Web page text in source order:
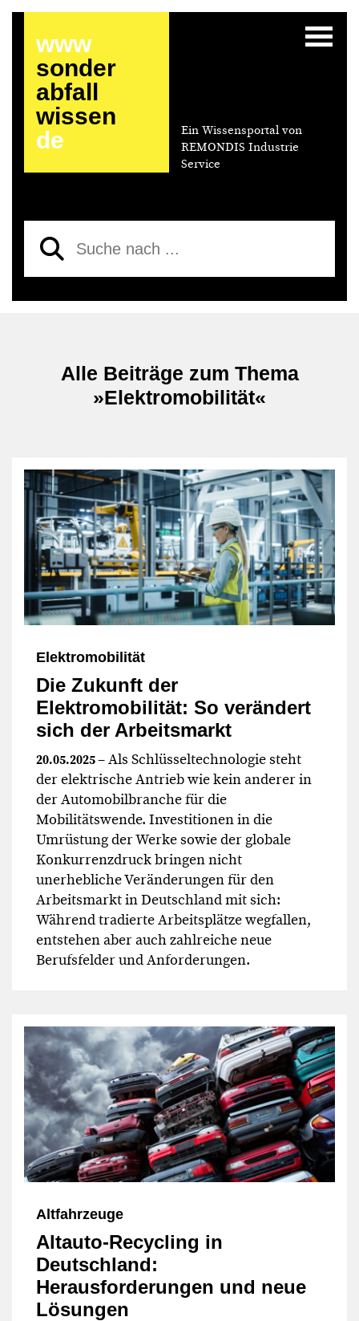
www
sonder
abfall
wissen
de
Ein Wissensportal von
REMONDIS Industrie
Service
Alle Beiträge zum Thema
»Elektromobilität«
Elektromobilität
Die Zukunft der
Elektromobilität: So verändert
sich der Arbeitsmarkt
20.05.2025– Als Schlüsseltechnologie steht
der elektrische Antrieb wie kein anderer in
der Automobilbranche für die
Mobilitätswende. Investitionen in die
Umrüstung der Werke sowie der globale
Konkurrenzdruck bringen nicht
unerhebliche Veränderungen für den
Arbeitsmarkt in Deutschland mit sich:
Während tradierte Arbeitsplätze wegfallen,
entstehen aber auch zahlreiche neue
Berufsfelder und Anforderungen.
Altfahrzeuge
Altauto-Recycling in
Deutschland:
Herausforderungen und neue
Lösungen